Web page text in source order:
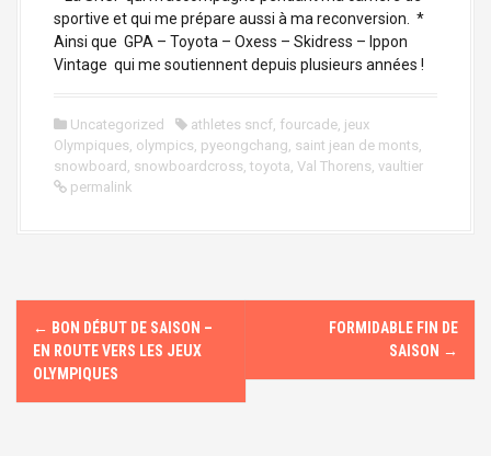
sportive et qui me prépare aussi à ma reconversion. *
Ainsi que GPA – Toyota – Oxess – Skidress – Ippon
Vintage qui me soutiennent depuis plusieurs années !
Uncategorized athletes sncf, fourcade, jeux
Olympiques, olympics, pyeongchang, saint jean de monts,
snowboard , snowboardcross, toyota, Val Thorens, vaultier
permalink
s
← BON DÉBUT DE SAISON –
EN ROUTE VERS LES JEUX
OLYMPIQUES
FORMIDABLE FIN DE
SAISON →